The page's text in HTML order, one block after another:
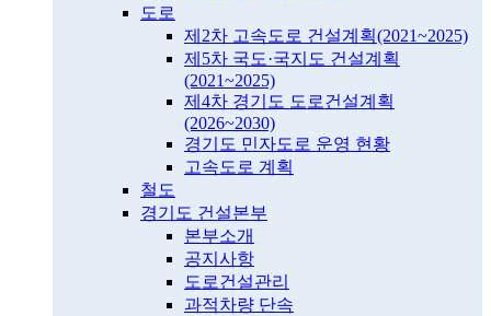
도로
제2차 고속도로 건설계획(2021~2025)
제5차 국도·국지도 건설계획
(2021~2025)
제4차 경기도 도로건설계획
(2026~2030)
경기도 민자도로 운영 현황
고속도로 계획
철도
경기도 건설본부
본부소개
공지사항
도로건설관리
과적차량 단속